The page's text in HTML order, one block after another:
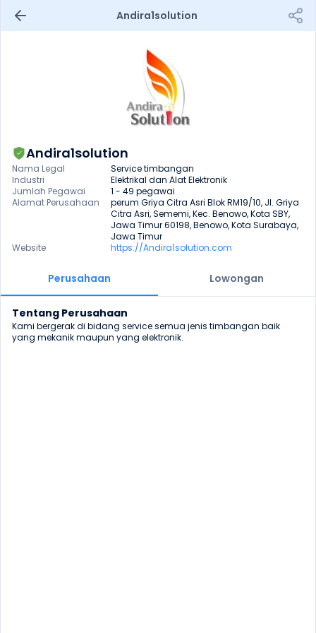
Andira1solution
Nama Legal
Service timbangan
Industri
Elektrikal dan Alat Elektronik
Jumlah Pegawai
1 - 49 pegawai
Alamat Perusahaan
perum Griya Citra Asri Blok RM19/10, Jl. Griya
Citra Asri, Sememi, Kec. Benowo, Kota SBY,
Jawa Timur 60198, Benowo, Kota Surabaya,
Jawa Timur
Website
https://Andira1solution.com
Perusahaan Lowongan
Tentang Perusahaan
Kami bergerak di bidang service semua jenis timbangan baik
yang mekanik maupun yang elektronik.